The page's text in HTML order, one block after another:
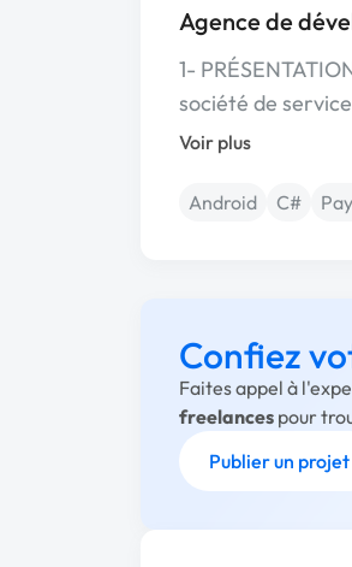
Agence de
1-
société de
Voir plus
Android C#
Confiez
Faites appel à
freelances pour
Publier un projet